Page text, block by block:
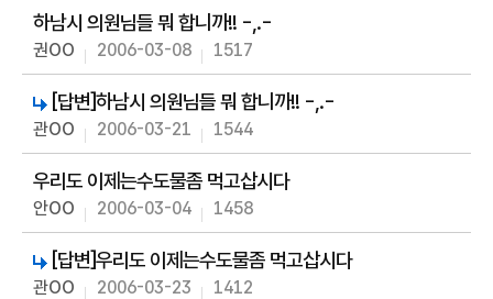
하남시 의원님들 뭐 합니까!! -,.-
권OO 2006-03-08 1517
[답변]하남시 의원님들 뭐 합니까!! -,.-
관OO 2006-03-21 1544
우리도 이제는수도물좀 먹고삽시다
안OO 2006-03-04 1458
[답변]우리도 이제는수도물좀 먹고삽시다
관OO 2006-03-23 1412